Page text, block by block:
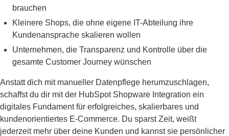
brauchen
Kleinere Shops, die ohne eigene IT-Abteilung ihre
Kundenansprache skalieren wollen
Unternehmen, die Transparenz und Kontrolle über die
gesamte Customer Journey wünschen
Anstatt dich mit manueller Datenpflege herumzuschlagen,
schaffst du dir mit der HubSpot Shopware Integration ein
digitales Fundament für erfolgreiches, skalierbares und
kundenorientiertes E-Commerce. Du sparst Zeit, weißt
jederzeit mehr über deine Kunden und kannst sie persönlicher